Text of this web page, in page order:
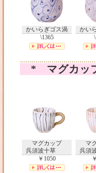
かいらぎゴス渦
\1365
かい
* マグカッ
マグカップ
呉須波十草
￥1050
マ
呉須